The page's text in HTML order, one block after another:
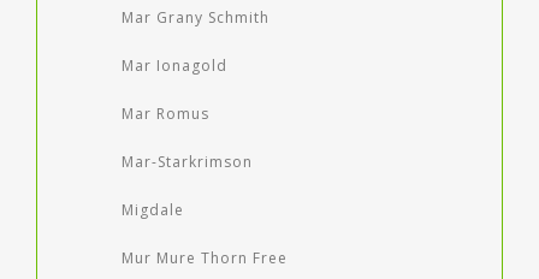
Mar Grany Schmith
Mar Ionagold
Mar Romus
Mar-Starkrimson
Migdale
Mur Mure Thorn Free